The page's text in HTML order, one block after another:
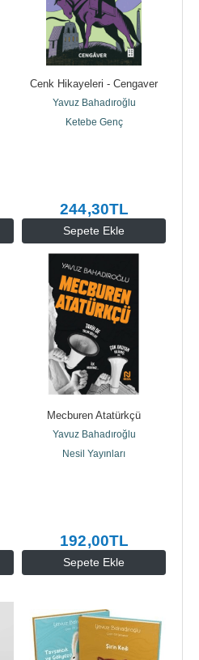
Sepete Ekle
Cenk Hikayeleri - Cengaver
Yavuz Bahadıroğlu
Ketebe Genç
244,30TL
Sepete Ekle
Mecburen Atatürkçü
Yavuz Bahadıroğlu
Nesil Yayınları
192,00TL